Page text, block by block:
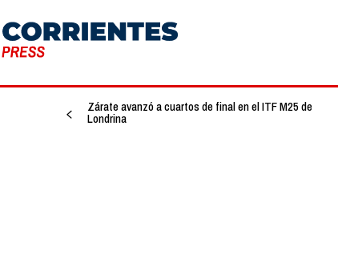
Zárate avanzó a cuartos de final en el ITF M25 de
Londrina